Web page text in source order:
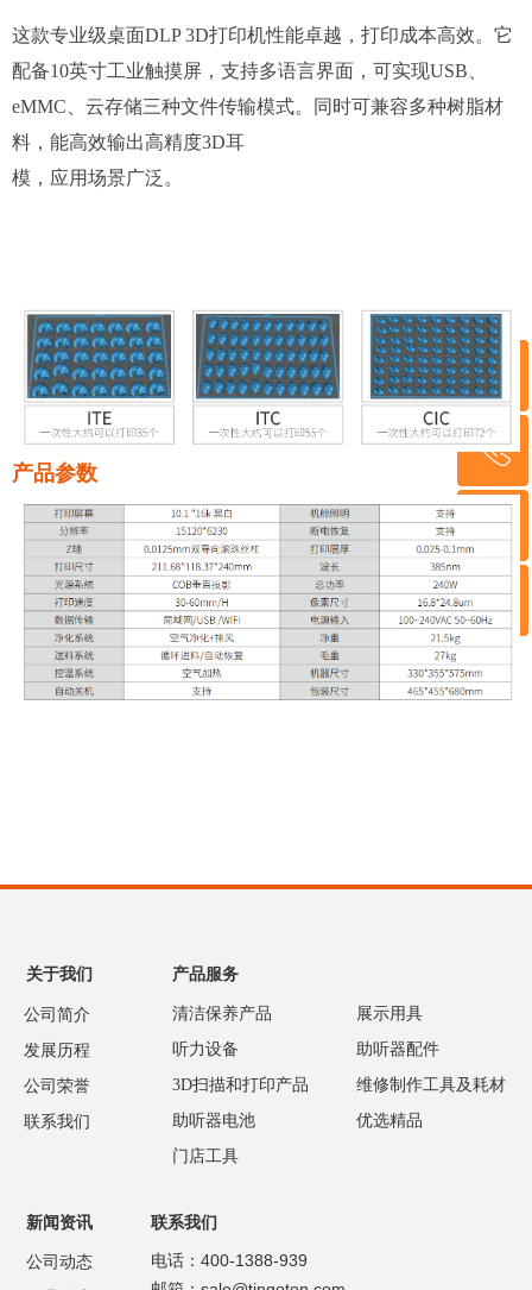
产品参数
这款专业级桌面DLP 3D打印机性能卓越，打印成本高效。它
配备10英寸工业触摸屏，支持多语言界面，可实现USB、
eMMC、云存储三种文件传输模式。同时可兼容多种树脂材
料，能高效输出高精度3D耳
模，应用场景广泛。
关于我们
公司简介
发展历程
公司荣誉
联系我们
产品服务
展示用具
助听器配件
维修制作工具及耗材
优选精品
清洁保养产品
听力设备
3D扫描和打印产品
助听器电池
门店工具
新闻资讯
公司动态
联系我们
电话：400-1388-939
ꁸ
回到顶部
ꂅ
400-1388-939
ꁗ
QQ客服
ꀥ
微信公众号